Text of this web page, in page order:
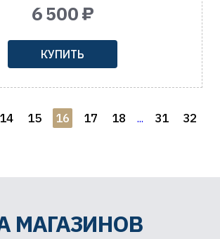
6 500 ₽
КУПИТЬ
14 15 16 17 18 ... 31 32
МАГАЗИНОВ